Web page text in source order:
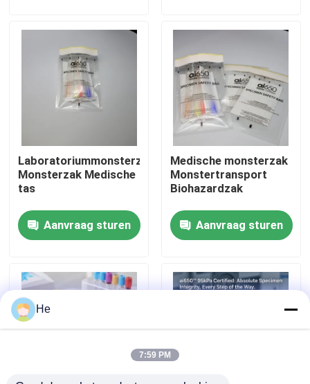
Over ons
Fabriekstocht
Vraag een offerte
95Kpa zakken
Laboratoriummonsterzak
Monsterzak Medische
tas
Aanvraag sturen
Medische monsterzak
Monstertransport
Biohazardzak
Aanvraag sturen
He
7:59 PM